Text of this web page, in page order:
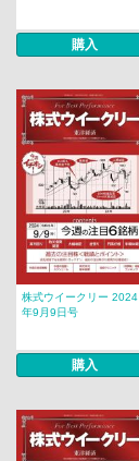
購入
株式ウイークリー 2024
年9月9日号
購入